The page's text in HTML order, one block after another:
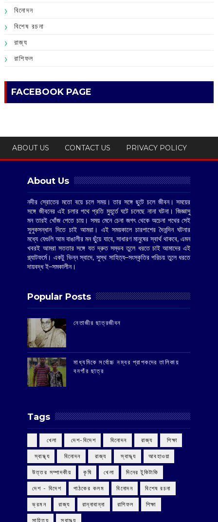
বিনোদন
বিশেষ রচনা
রাজ্য
রাশিফল
FACEBOOK PAGE
ABOUT US CONTACT US PRIVACY POLICY
About Us
নদীর স্রোতের মতো বয়ে চলে সময়। তার সঙ্গে ছুটে চলে জীবন। সময়ের
সঙ্গে জীবনের এই চলার পথে প্রতি মুহূর্তে ঘটে চলেছে নানা ঘটনা। জিজ্ঞাসু
মন তারই খোঁজ পেতে চায়। সময় মেনে চেনা জগৎ থেকে অচেনা পথের সেই
সুলুকসন্ধান দিতে চাই আমরা। এই সময়কালে চারপাশের দৈনন্দিন ঘটনার
মধ্যে যেগুলি আম বাঙালীর মন ছুঁয়ে যাবে, সাধারণ মানুষের স্বার্থ থাকবে, এমন
খবরই আমরা সততার সঙ্গে যত দ্রুত সম্ভব তুলে ধরতে চাই আমাদের এই
প্ল্যাটফর্মে। একটু ভিন্ন স্বাদে, সুস্থ সাহিত্য–সংস্কৃতির পরিচয় তুলে ধরতে
দায়বদ্ধ ই–সমকালীন।
Popular Posts
‌নেতাজীর ছাত্রজীবন
মাধ্যমিকে সর্বোচ্চ নম্বর প্রাপকদের তালিকায়
বনগাঁর ছাত্র
Tags
‌ খেলা ‌ দেশ-বিদেশ ‌ বিনোদন ‌ রাজ্য ‌ শিক্ষা
‌ স্বাস্থ্য ‌ বিনোদন ‌ রাজ্য ‌ স্বাস্থ্য আবহাওয়া
উত্তর সম্পাদকীয় কৃষি খেলা দিনের টুকিটাকি
দেশ - বিদেশ পাঠকের কলম বিনোদন বিশেষ রচনা
ভ্রমন রাজ্য রান্নাবান্না রাশিফল শিক্ষা
সাহিত্য স্বাস্থ্য